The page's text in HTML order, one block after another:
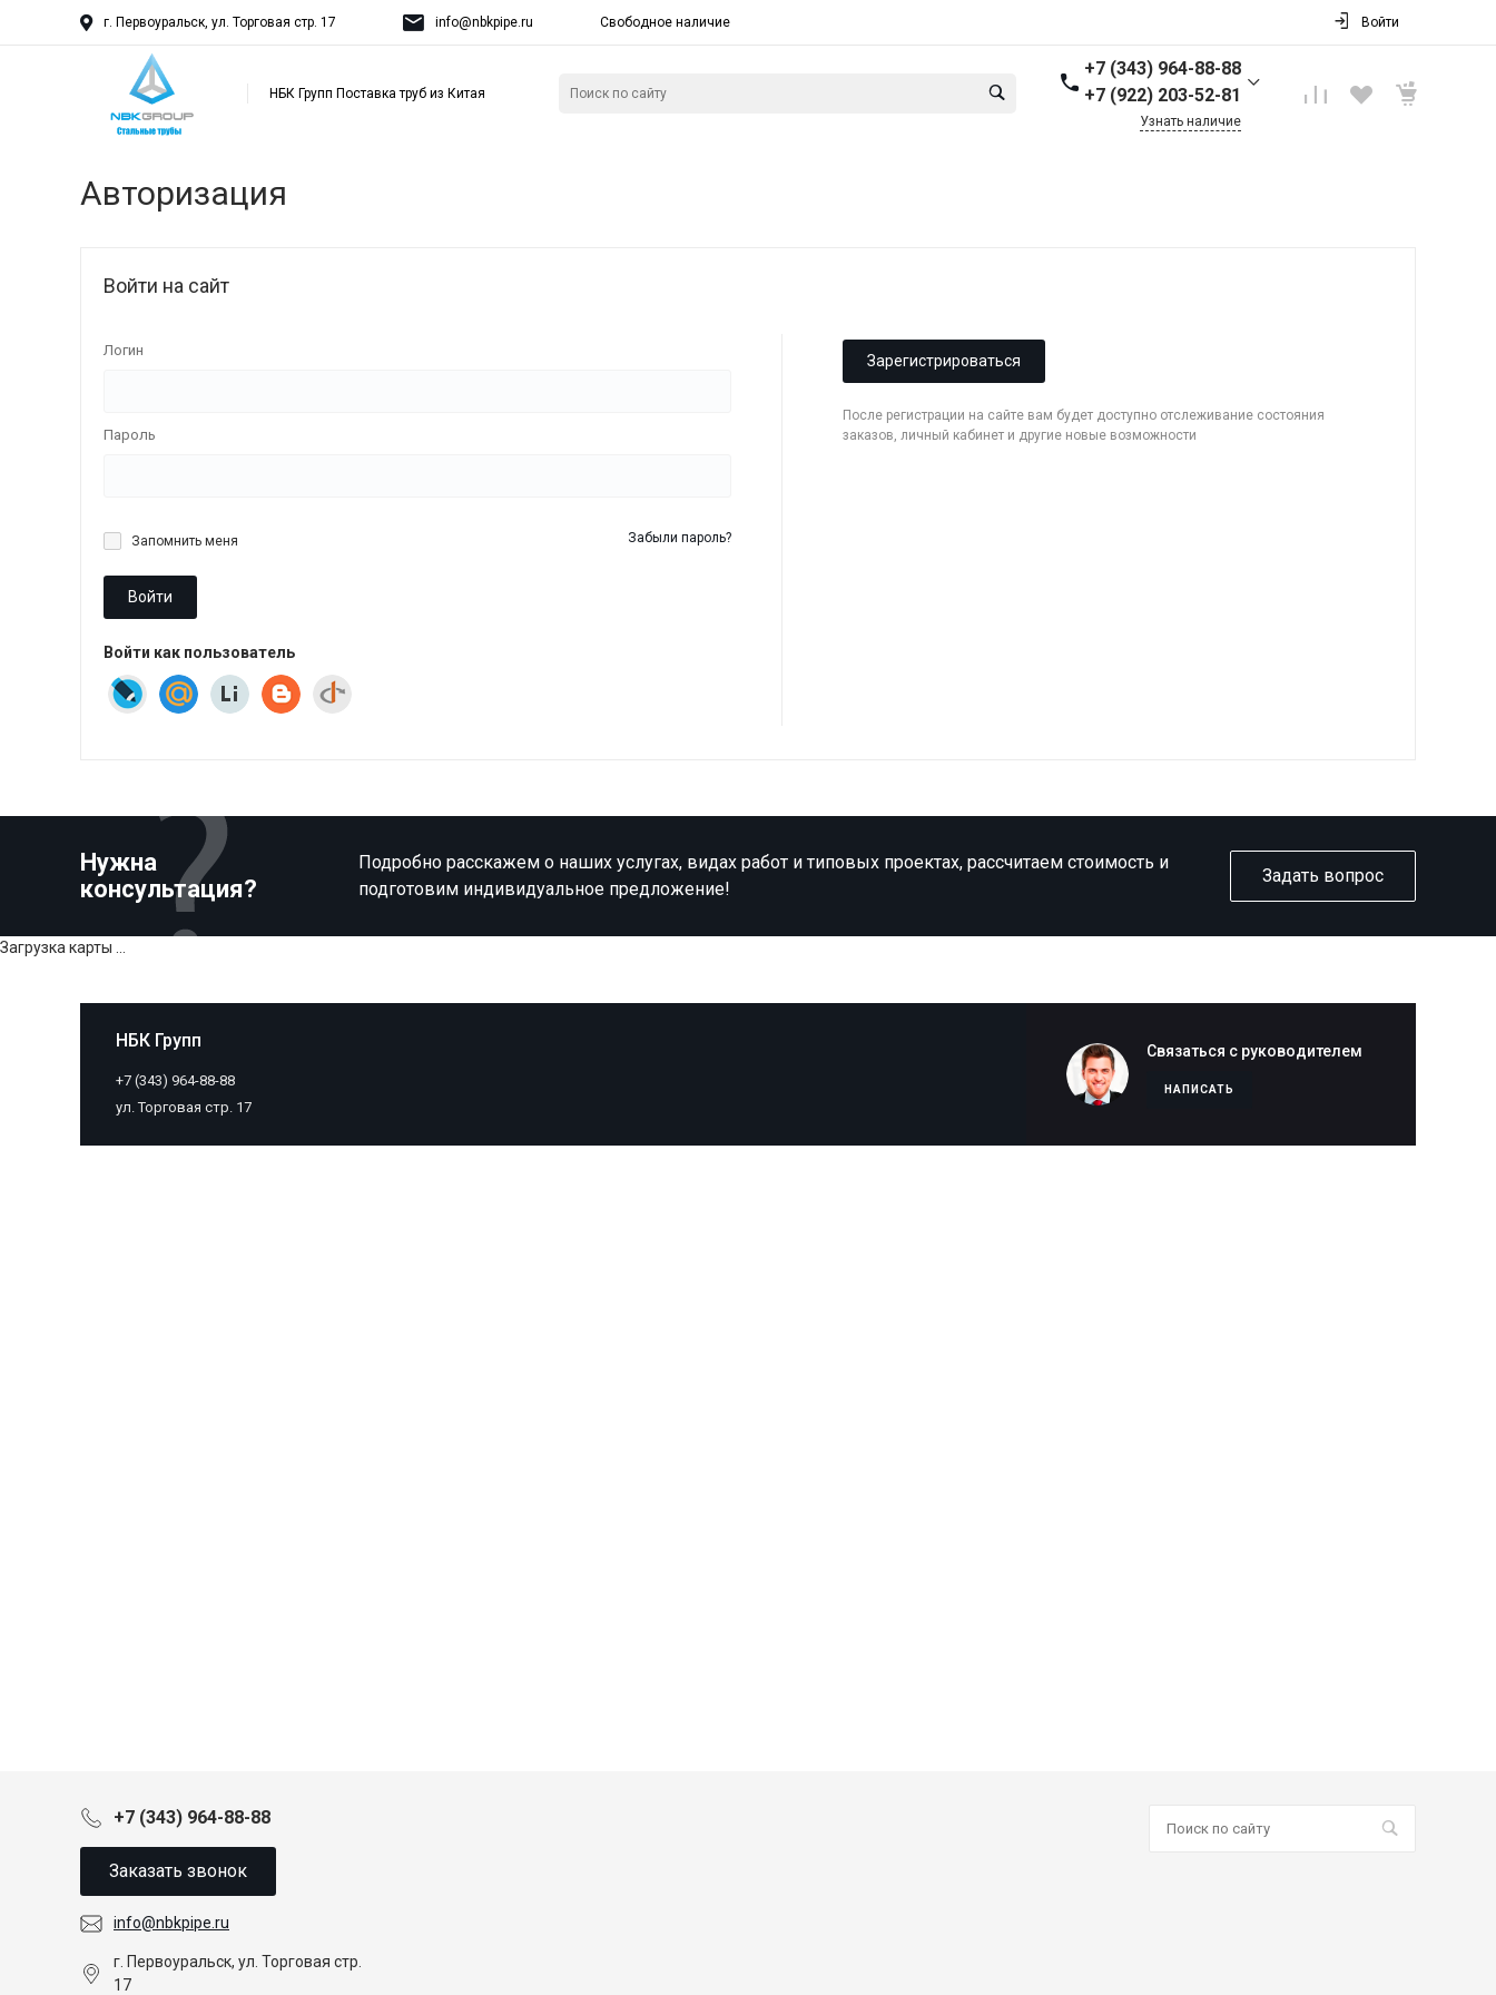
г. Первоуральск, ул. Торговая стр. 17 info@nbkpipe.ru Свободное наличие Войти
НБК Групп Поставка труб из Китая
+7 (343) 964-88-88
+7 (922) 203-52-81
Узнать наличие
Авторизация
Войти на сайт
Логин
Пароль
Запомнить меня Забыли пароль?
Войти
Войти как пользователь
Зарегистрироваться
После регистрации на сайте вам будет доступно отслеживание состояния
заказов, личный кабинет и другие новые возможности
Нужна
консультация?
Подробно расскажем о наших услугах, видах работ и типовых проектах, рассчитаем стоимость и
подготовим индивидуальное предложение!
Задать вопрос
Связаться с руководителем
НАПИСАТЬ
НБК Групп
+7 (343) 964-88-88
ул. Торговая стр. 17
Загрузка карты ...
+7 (343) 964-88-88
Заказать звонок
info@nbkpipe.ru
г. Первоуральск, ул. Торговая стр.
17